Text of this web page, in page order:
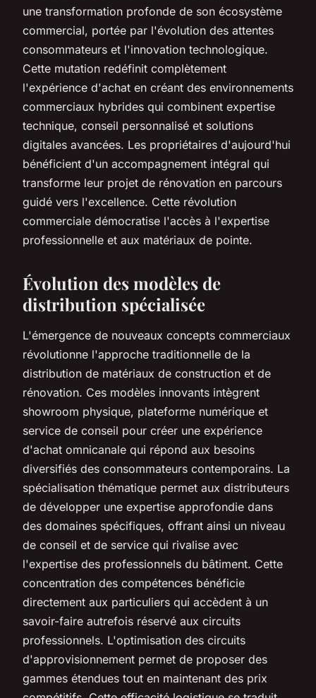
une transformation profonde de son écosystème
commercial, portée par l'évolution des attentes
consommateurs et l'innovation technologique.
Cette mutation redéfinit complètement
l'expérience d'achat en créant des environnements
commerciaux hybrides qui combinent expertise
technique, conseil personnalisé et solutions
digitales avancées. Les propriétaires d'aujourd'hui
bénéficient d'un accompagnement intégral qui
transforme leur projet de rénovation en parcours
guidé vers l'excellence. Cette révolution
commerciale démocratise l'accès à l'expertise
professionnelle et aux matériaux de pointe.
Évolution des modèles de
distribution spécialisée
L'émergence de nouveaux concepts commerciaux
révolutionne l'approche traditionnelle de la
distribution de matériaux de construction et de
rénovation. Ces modèles innovants intègrent
showroom physique, plateforme numérique et
service de conseil pour créer une expérience
d'achat omnicanale qui répond aux besoins
diversifiés des consommateurs contemporains. La
spécialisation thématique permet aux distributeurs
de développer une expertise approfondie dans
des domaines spécifiques, offrant ainsi un niveau
de conseil et de service qui rivalise avec
l'expertise des professionnels du bâtiment. Cette
concentration des compétences bénéficie
directement aux particuliers qui accèdent à un
savoir-faire autrefois réservé aux circuits
professionnels. L'optimisation des circuits
d'approvisionnement permet de proposer des
gammes étendues tout en maintenant des prix